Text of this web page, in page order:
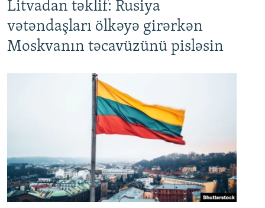
Litvadan təklif: Rusiya
vətəndaşları ölkəyə girərkən
Moskvanın təcavüzünü pisləsin